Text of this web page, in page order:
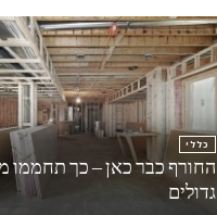
כללי
החורף כבר כאן – כך תחממו
גדולים